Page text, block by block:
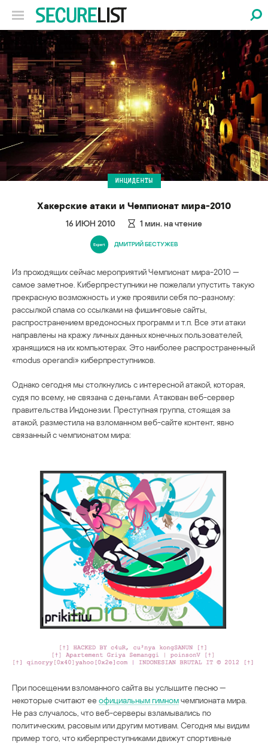
ИНЦИДЕНТЫ
Хакерские атаки и Чемпионат мира-2010
16 ИЮН 2010 1 мин. на чтение
ДМИТРИЙ БЕСТУЖЕВ
Из проходящих сейчас мероприятий Чемпионат мира-2010 —
самое заметное. Киберпреступники не пожелали упустить такую
прекрасную возможность и уже проявили себя по-разному:
рассылкой спама со ссылками на фишинговые сайты,
распространением вредоносных программ и т.п. Все эти атаки
направлены на кражу личных данных конечных пользователей,
хранящихся на их компьютерах. Это наиболее распространенный
«modus operandi» киберпреступников.
Однако сегодня мы столкнулись с интересной атакой, которая,
судя по всему, не связана с деньгами. Атакован веб-сервер
правительства Индонезии. Преступная группа, стоящая за
атакой, разместила на взломанном веб-сайте контент, явно
связанный с чемпионатом мира:
При посещении взломанного сайта вы услышите песню —
некоторые считают ее официальным гимномчемпионата мира.
Не раз случалось, что веб-серверы взламывались по
политическим, расовым или другим мотивам. Сегодня мы видим
пример того, что киберпреступниками движут спортивные